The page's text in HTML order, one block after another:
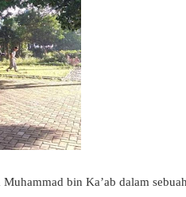
bin Ka’ab dalam